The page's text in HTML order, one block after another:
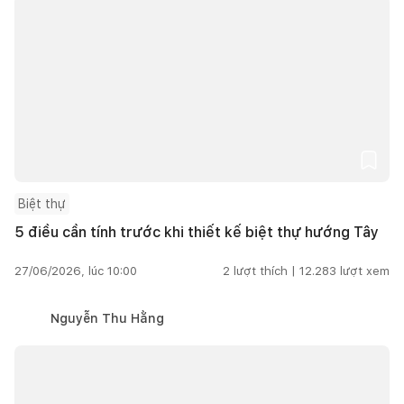
Biệt thự
5 điều cần tính trước khi thiết kế biệt thự hướng Tây
27/06/2026, lúc 10:00 2 lượt thích | 12.283 lượt xem
Nguyễn Thu Hằng